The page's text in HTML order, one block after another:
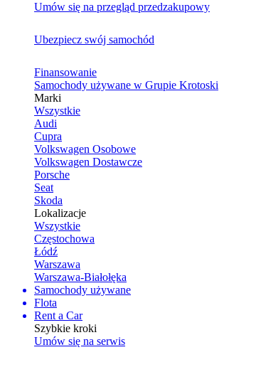
Umów się na przegląd przedzakupowy
Ubezpiecz swój samochód
Finansowanie
Samochody używane w Grupie Krotoski
Marki
Wszystkie
Audi
Cupra
Volkswagen Osobowe
Volkswagen Dostawcze
Porsche
Seat
Skoda
Lokalizacje
Wszystkie
Częstochowa
Łódź
Warszawa
Warszawa-Białołęka
Samochody używane
Flota
Rent a Car
Szybkie kroki
Umów się na serwis